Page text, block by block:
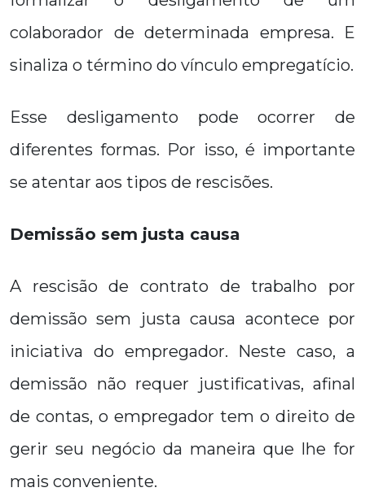
colaborador de determinada empresa. E
sinaliza o término do vínculo empregatício.
Esse desligamento pode ocorrer de
diferentes formas. Por isso, é importante
se atentar aos tipos de rescisões.
Demissão sem justa causa
A rescisão de contrato de trabalho por
demissão sem justa causa acontece por
iniciativa do empregador. Neste caso, a
demissão não requer justificativas, afinal
de contas, o empregador tem o direito de
gerir seu negócio da maneira que lhe for
mais conveniente.